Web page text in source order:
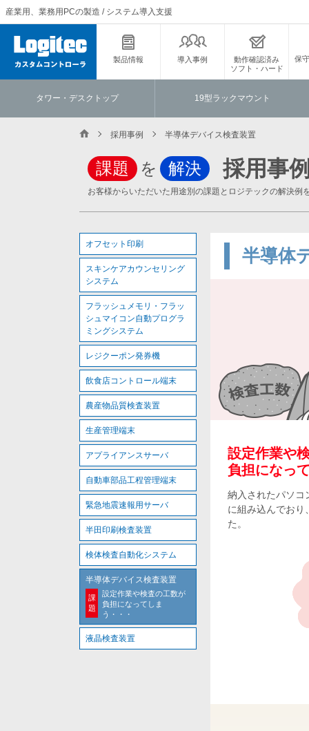
産業用、業務用PCの製造 / システム導入支援
製品情報 導入事例
動作確認済み
ソフト・ハード
保
タワー・デスクトップ 19型ラックマウント
採用事例 半導体デバイス検査装置
課題 を 解決 採用事
お客様からいただいた用途別の課題とロジテックの解決
オフセット印刷
スキンケアカウンセリング
システム
フラッシュメモリ・フラッ
シュマイコン自動プログラ
ミングシステム
レジクーポン発券機
飲食店コントロール端末
農産物品質検査装置
生産管理端末
アプライアンスサーバ
自動車部品工程管理端末
緊急地震速報用サーバ
半田印刷検査装置
検体検査自動化システム
半導体デバイス検査装置
課
題
設定作業や検査の工数が
負担になってしま
う・・・
液晶検査装置
半導体
設定作業や
負担になっ
納入されたパソコ
に組み込んでおり
た。